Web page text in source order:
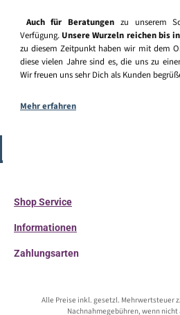
Auch für Beratungen zu unserem
Verfügung. Unsere Wurzeln reichen bis
zu diesem Zeitpunkt haben wir mit dem
diese vielen Jahre sind es, die uns zu
Wir freuen uns sehr Dich als Kunden
Mehr erfahren
Shop Service
Informationen
Zahlungsarten
Alle Preise inkl. gesetzl. Mehrwertsteuer
Nachnahmegebühren, wenn